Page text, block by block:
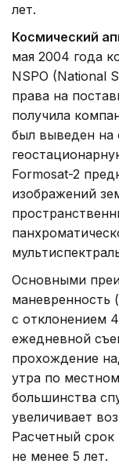
лет.
Космический
мая 2004 года
NSPO (National
права на
получила
был выведен на
Formosat-2
изображений
Основными
маневренность
с отклонением
ежедневной
прохождение
утра по
большинства
увеличивает
Расчетный срок
не менее 5 лет.